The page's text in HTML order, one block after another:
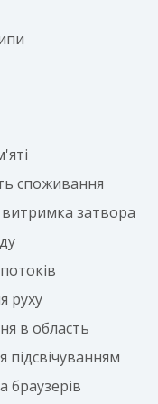
споживання
затвора
руху
в область
підсвічуванням
браузерів